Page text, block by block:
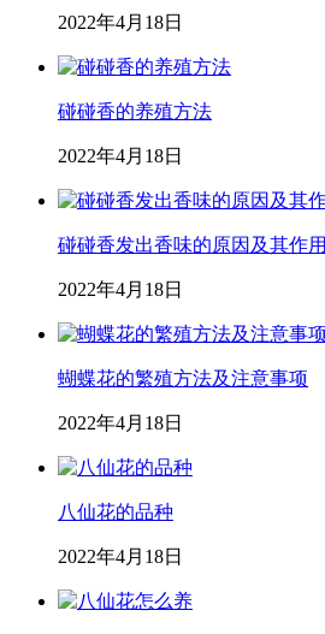
2022年4月18日
碰碰香的养殖方法
2022年4月18日
碰碰香发出香味的原因及其作用
2022年4月18日
蝴蝶花的繁殖方法及注意事项
2022年4月18日
八仙花的品种
2022年4月18日